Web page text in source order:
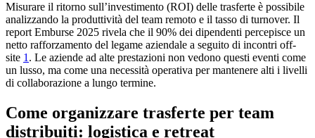
Misurare il ritorno sull’investimento (ROI) delle trasferte è possibile
analizzando la produttività del team remoto e il tasso di turnover. Il
report Emburse 2025 rivela che il 90% dei dipendenti percepisce un
netto rafforzamento del legame aziendale a seguito di incontri off-
site 1 . Le aziende ad alte prestazioni non vedono questi eventi come
un lusso, ma come una necessità operativa per mantenere alti i livelli
di collaborazione a lungo termine.
Come organizzare trasferte per team
distribuiti: logistica e retreat